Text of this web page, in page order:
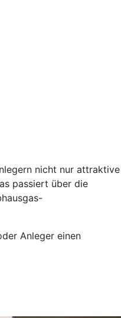
nicht nur attraktive
passiert über die
Anleger einen